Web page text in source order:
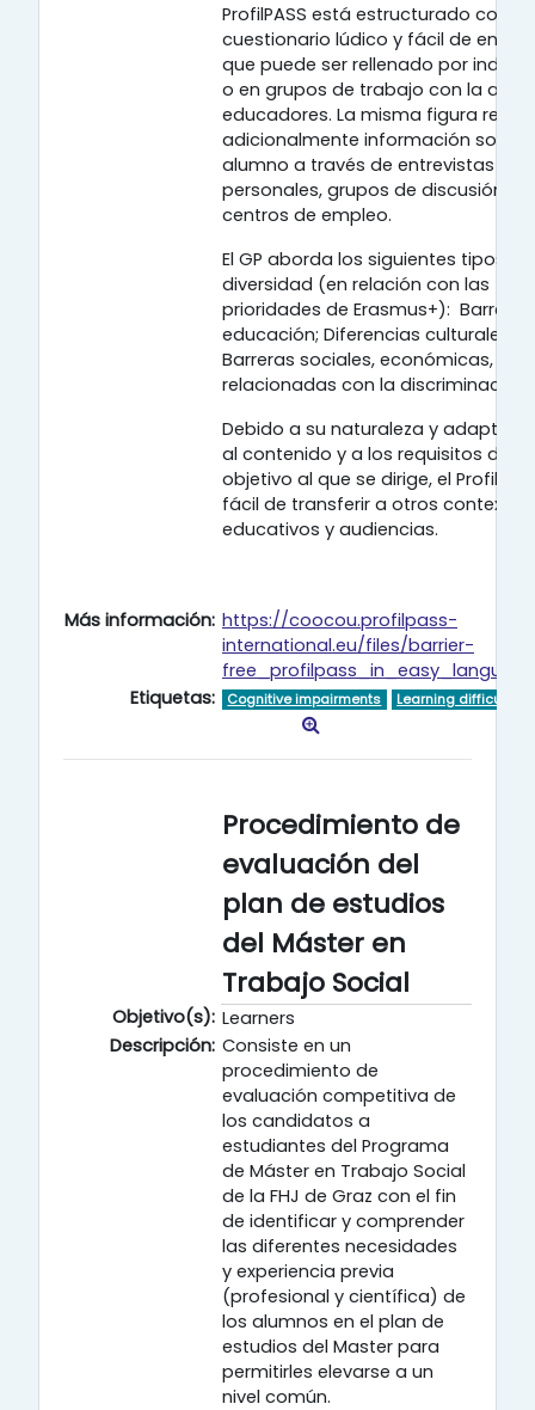
ProfilPASS está estructurado como
cuestionario lúdico y fácil de
que puede ser rellenado por
o en grupos de trabajo con la
educadores. La misma figura
adicionalmente información sobre
alumno a través de entrevistas
personales, grupos de discusión y
centros de empleo.
El GP aborda los siguientes tipos de
diversidad (en relación con las
prioridades de Erasmus+):
educación; Diferencias culturales,
Barreras sociales, económicas,
relacionadas con la discriminación.
Debido a su naturaleza y
al contenido y a los requisitos del
objetivo al que se dirige, el
fácil de transferir a otros contextos
educativos y audiencias.
Más información: https://coocou.profilpass-
international.eu/files/barrier-
Etiquetas:
Cognitive impairments Learning difficulties
Procedimiento de
evaluación del
plan de estudios
del Máster en
Trabajo Social
Objetivo(s): Learners
Descripción: Consiste en un
procedimiento de
evaluación competitiva de
los candidatos a
estudiantes del Programa
de Máster en Trabajo Social
de la FHJ de Graz con el fin
de identificar y comprender
las diferentes necesidades
y experiencia previa
(profesional y científica) de
los alumnos en el plan de
estudios del Master para
permitirles elevarse a un
nivel común.